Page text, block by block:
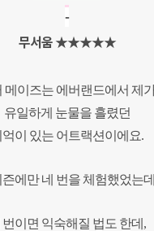
-
무서움 ★★★★★
메이즈는 에버랜드에서 제
유일하게 눈물을 흘렸던
억이 있는 어트랙션이에요.
즌에만 네 번을 체험했었는
번이면 익숙해질 법도 한데 ,